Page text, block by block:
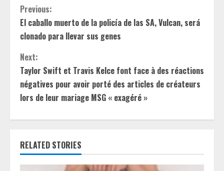
C
o
n
t
i
n
u
e
Previous:
El caballo muerto de la policía de las SA, Vulcan, será
clonado para llevar sus genes
Next:
Taylor Swift et Travis Kelce font face à des réactions
négatives pour avoir porté des articles de créateurs
lors de leur mariage MSG « exagéré »
RELATED STORIES